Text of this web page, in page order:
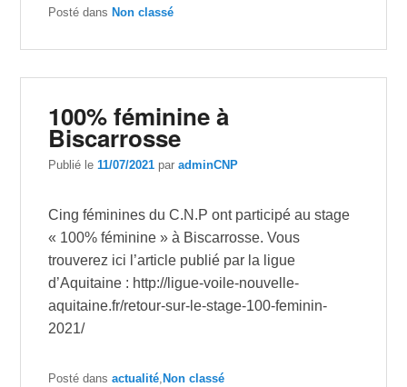
Posté dans Non classé
100% féminine à
Biscarrosse
Publié le11/07/2021 paradminCNP
Cing féminines du C.N.P ont participé au stage
« 100% féminine » à Biscarrosse. Vous
trouverez ici l’article publié par la ligue
d’Aquitaine : http://ligue-voile-nouvelle-
aquitaine.fr/retour-sur-le-stage-100-feminin-
2021/
Posté dans actualité, Non classé